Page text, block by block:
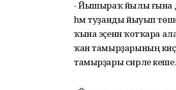
- Йышыраҡ йылы ғына душ
һәм туҙанды йыуып
ҡына эҫенән ҡотҡара
ҡан тамырҙарының
тамырҙары сирле